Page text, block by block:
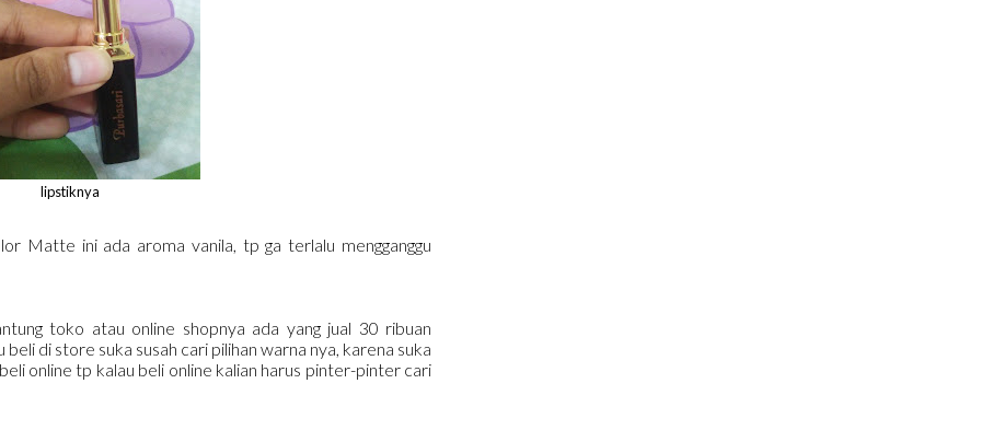
lipstiknya
Matte ini ada aroma vanila, tp ga terlalu mengganggu
toko atau online shopnya ada yang jual 30 ribuan
di store suka susah cari pilihan warna nya, karena suka
online tp kalau beli online kalian harus pinter-pinter cari